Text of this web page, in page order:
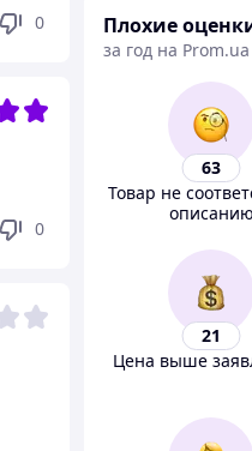
0
0
Плохие
за год на
63
Товар не
описанию
21
Цена выше